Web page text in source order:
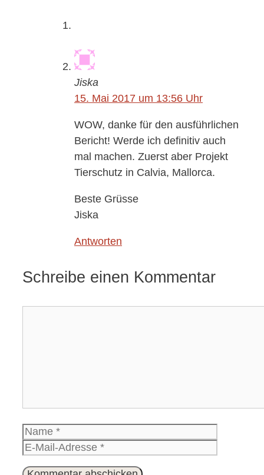
Jiska
15. Mai 2017 um 13:56 Uhr
WOW, danke für den ausführlichen
Bericht! Werde ich definitiv auch
mal machen. Zuerst aber Projekt
Tierschutz in Calvia, Mallorca.
Beste Grüsse
Jiska
Antworten
Schreibe einen Kommentar
Name